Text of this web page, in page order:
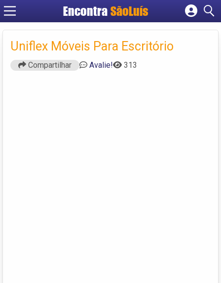
Encontra SãoLuís
Cadastrar empresa
Criar conta
Uniflex Móveis Para Escritório
Compartilhar Avalie! 313